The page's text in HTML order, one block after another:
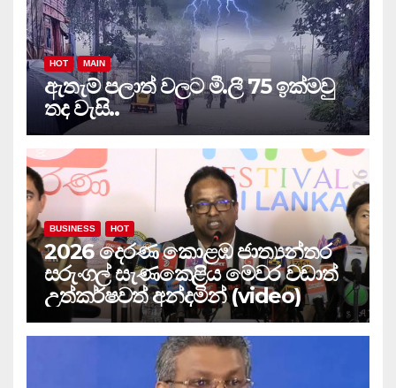
HOT MAIN
ඇතැම් පලාත් වලට මී.ලී 75 ඉක්මවු
තද වැසි..
BUSINESS HOT
2026 දෙරණ කොළඹ ජාත්‍යන්තර
සරුංගල් සැණකෙළිය මෙවර වඩාත්
උත්කර්ෂවත් අන්දමින් (video)